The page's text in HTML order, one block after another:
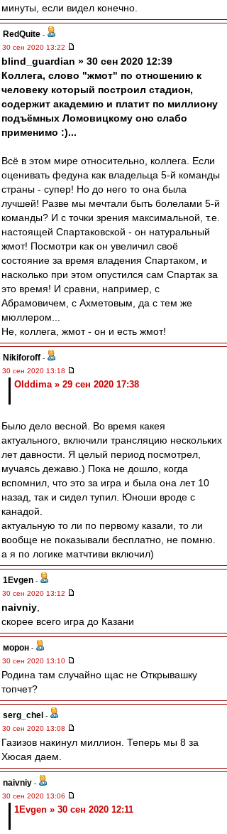
минуты, если видел конечно.
RedQuite -
30 сен 2020 13:22
blind_guardian » 30 сен 2020 12:39
Коллега, слово "жмот" по отношению к
человеку который построил стадион,
содержит академию и платит по миллиону
подъёмных Ломовицкому оно слабо
применимо :)...
Всё в этом мире относительно, коллега. Если
оценивать федуна как владельца 5-й команды
страны - супер! Но до него то она была
лучшей! Разве мы мечтали быть болелами 5-й
команды? И с точки зрения максимальной, т.е.
настоящей Спартаковской - он натуральный
жмот! Посмотри как он увеличил своё
состояние за время владения Спартаком, и
насколько при этом опустился сам Спартак за
это время! И сравни, например, с
Абрамовичем, с Ахметовым, да с тем же
мюллером...
Не, коллега, жмот - он и есть жмот!
Nikiforoff -
30 сен 2020 13:18
Olddima » 29 сен 2020 17:38
Было дело весной. Во время какея
актуального, включили трансляцию нескольких
лет давности. Я целый период посмотрел,
мучаясь дежавю.) Пока не дошло, когда
вспомнил, что это за игра и была она лет 10
назад, так и сидел тупил. Юноши вроде с
канадой.
актуальную то ли по первому казали, то ли
вообще не показывали бесплатно, не помню.
а я по логике матчтиви включил)
1Evgen -
30 сен 2020 13:12
naivniy
скорее всего игра до Казани
морон -
30 сен 2020 13:10
Родина там случайно щас не Открывашку
топчет?
serg_chel -
30 сен 2020 13:08
Газизов накинул миллион. Теперь мы 8 за
Хюсая даем.
naivniy -
30 сен 2020 13:06
1Evgen » 30 сен 2020 12:11